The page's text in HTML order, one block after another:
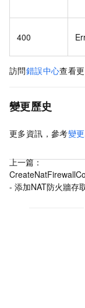
400
訪問錯誤中心查看更
變更歷史
更多資訊，參考變
上一篇：
- 添加NAT防火牆存